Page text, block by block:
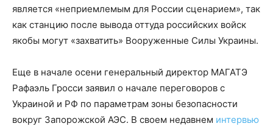
является «неприемлемым для России сценарием», так
как станцию после вывода оттуда российских войск
якобы могут «захватить» Вооруженные Силы Украины.
Еще в начале осени генеральный директор МАГАТЭ
Рафаэль Гросси заявил о начале переговоров с
Украиной и РФ по параметрам зоны безопасности
вокруг Запорожской АЭС. В своем недавнем интервью